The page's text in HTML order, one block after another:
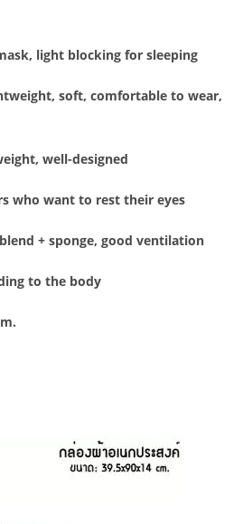
light blocking for sleeping
soft, comfortable to wear,
well-designed
who want to rest their eyes
+ sponge, good ventilation
to the body